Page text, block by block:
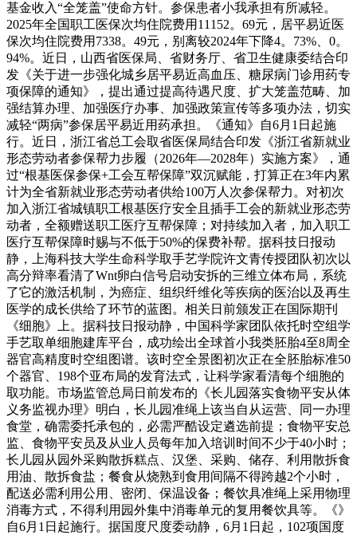
基金收入“全笼盖”使命方针。参保患者小我承担有所减轻。
2025年全国职工医保次均住院费用11152。69元，居平易近医
保次均住院费用7338。49元，别离较2024年下降4。73%、0。
94%。近日，山西省医保局、省财务厅、省卫生健康委结合印
发《关于进一步强化城乡居平易近高血压、糖尿病门诊用药专
项保障的通知》，提出通过提高待遇尺度、扩大笼盖范畴、加
强结算办理、加强医疗办事、加强政策宣传等多项办法，切实
减轻“两病”参保居平易近用药承担。《通知》自6月1日起施
行。近日，浙江省总工会取省医保局结合印发《浙江省新就业
形态劳动者参保帮力步履（2026年—2028年）实施方案》，通
过“根基医保参保+工会互帮保障”双沉赋能，打算正在3年内累
计为全省新就业形态劳动者供给100万人次参保帮力。对初次
加入浙江省城镇职工根基医疗安全且插手工会的新就业形态劳
动者，全额赠送职工医疗互帮保障；对持续加入者，加入职工
医疗互帮保障时赐与不低于50%的保费补帮。据科技日报动
静，上海科技大学生命科学取手艺学院许文青传授团队初次以
高分辩率看清了Wnt卵白信号启动安拆的三维立体布局，系统
了它的激活机制，为癌症、组织纤维化等疾病的医治以及再生
医学的成长供给了环节的蓝图。相关日前颁发正在国际期刊
《细胞》上。据科技日报动静，中国科学家团队依托时空组学
手艺取单细胞建库平台，成功绘出全球首小我类胚胎4至8周全
器官高精度时空组图谱。该时空全景图初次正在全胚胎标准50
个器官、198个亚布局的发育法式，让科学家看清每个细胞的
取功能。市场监管总局日前发布的《长儿园落实食物平安从体
义务监视办理》明白，长儿园准绳上该当自从运营、同一办理
食堂，确需委托承包的，必需严酷设定遴选前提；食物平安总
监、食物平安员及从业人员每年加入培训时间不少于40小时；
长儿园从园外采购散拆糕点、汉堡、采购、储存、利用散拆食
用油、散拆食盐；餐食从烧熟到食用间隔不得跨越2个小时，
配送必需利用公用、密闭、保温设备；餐饮具准绳上采用物理
消毒方式，不得利用园外集中消毒单元的复用餐饮具等。《》
自6月1日起施行。据国度尺度委动静，6月1日起，102项国度